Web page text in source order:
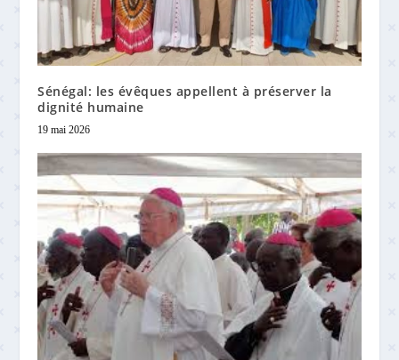
Sénégal: les évêques appellent à préserver la
dignité humaine
19 mai 2026